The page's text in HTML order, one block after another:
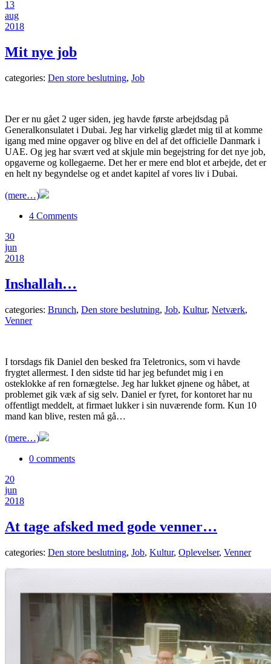
13
aug
2018
Mit nye job
categories: Den store beslutning, Job
Der er nu gået 2 uger siden, jeg havde første arbejdsdag på
Generalkonsulatet i Dubai. Jeg har virkelig glædet mig til at komme
igang med mine opgaver og blive en del af det officielle Danmark i
UAE. Og jeg har svært ved at skjule min begejstring for det nye job,
opgaverne og kollegaerne. Det her er mere end blot et arbejde, det er
en helt ny begyndelse og et andet kapitel af vores liv i Dubai.
(mere…)
4 Comments
30
jun
2018
Inshallah…
categories: Brunch, Den store beslutning, Job, Kultur, Netværk,
Venner
I torsdags fik Daniel den besked fra Teletronics, som vi havde
frygtet allermest. I den sidste tid har jeg befundet mig i en
osteklokke af ren fornægtelse. Jeg har lukket øjnene og håbet, at
problemet gik væk af sig selv. Daniel er fyret, for kontoret har nu
offentligt meddelt, at firmaet lukker i sin nuværende form. Kun 10
mand kan blive, resten må gå…
(mere…)
0 comments
20
jun
2018
At tage afsked med gode venner…
categories: Den store beslutning, Job, Kultur, Oplevelser, Venner